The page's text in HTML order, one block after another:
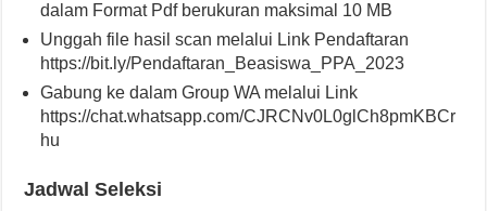
dalam Format Pdf berukuran maksimal 10 MB
Unggah file hasil scan melalui Link Pendaftaran
https://bit.ly/Pendaftaran_Beasiswa_PPA_2023
Gabung ke dalam Group WA melalui Link
https://chat.whatsapp.com/CJRCNv0L0glCh8pmKBCr
hu
Jadwal Seleksi